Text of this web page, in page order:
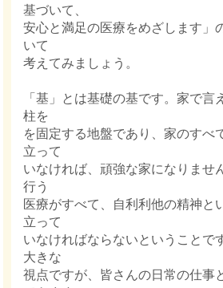
基づいて、
安心と満足の医療をめざします」
いて
考えてみましょう。
「基」とは基礎の基です。家で言
柱を
を固定する地盤であり、家のすべ
立って
いなければ、頑強な家になりませ
行う
医療がすべて、自利利他の精神と
立って
いなければならないということで
大きな
視点ですが、皆さんの日常の仕事